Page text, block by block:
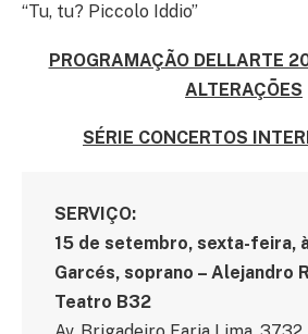
“Tu, tu? Piccolo Iddio”
PROGRAMAÇÃO DELLARTE
ALTERAÇÕES
SÉRIE CONCERTOS
SERVIÇO:
15 de setembro, sexta-feira,
Garcés, soprano – Alejandro
Teatro B32